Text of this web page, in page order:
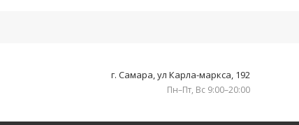
г. Самара, ул Карла-маркса, 192
Пн–Пт, Вс 9:00–20:00